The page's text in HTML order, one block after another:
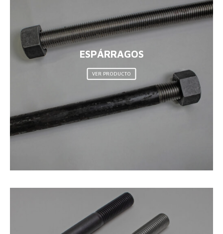
ESPÁRRAGOS
VER PRODUCTO